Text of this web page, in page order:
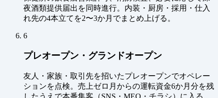
夜酒類提供届出を同時進行。内装・厨房・採用・仕入
れ先の4本立てを2〜3か月でまとめ上げる。
6
プレオープン・グランドオープン
友人・家族・取引先を招いたプレオープンでオペレー
ションを点検。売上ゼロ月からの運転資金6か月分を残
したうえで本番集客（SNS・MEO・チラシ）に入る。